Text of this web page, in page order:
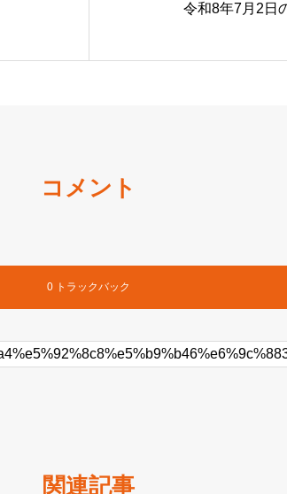
令和8年7月2日
コメント
0 トラックバック
関連記事